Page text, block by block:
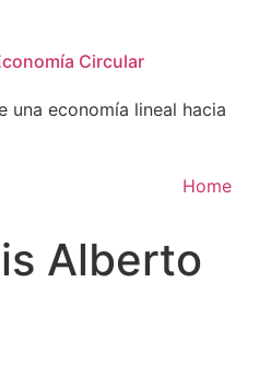
Circular
una economía lineal hacia
Home
Alberto